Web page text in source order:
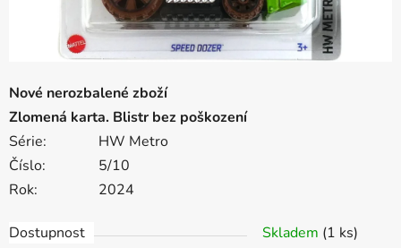
Nové nerozbalené zboží
Zlomená karta. Blistr bez poškození
Série:
HW Metro
Číslo:
5/10
Rok:
2024
Dostupnost Skladem (1 ks)